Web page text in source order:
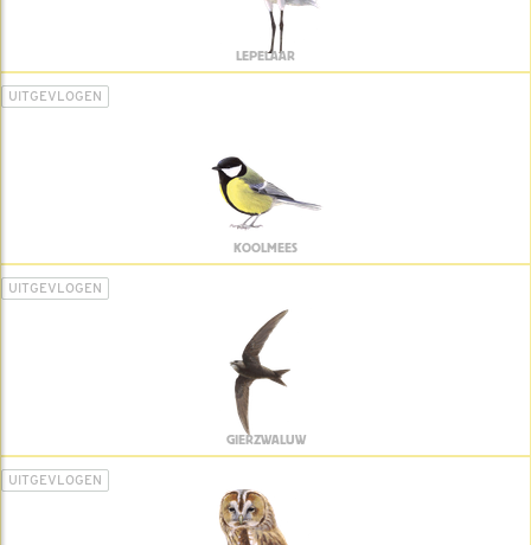
LEPELAAR
UITGEVLOGEN
KOOLMEES
UITGEVLOGEN
GIERZWALUW
UITGEVLOGEN